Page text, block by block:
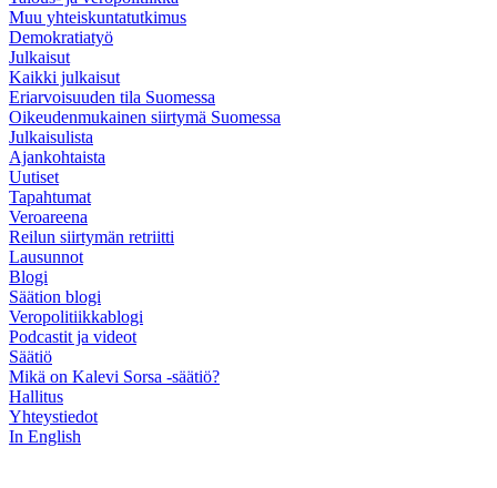
Muu yhteiskuntatutkimus
Demokratiatyö
Julkaisut
Kaikki julkaisut
Eriarvoisuuden tila Suomessa
Oikeudenmukainen siirtymä Suomessa
Julkaisulista
Ajankohtaista
Uutiset
Tapahtumat
Veroareena
Reilun siirtymän retriitti
Lausunnot
Blogi
Säätion blogi
Veropolitiikkablogi
Podcastit ja videot
Säätiö
Mikä on Kalevi Sorsa -säätiö?
Hallitus
Yhteystiedot
In English